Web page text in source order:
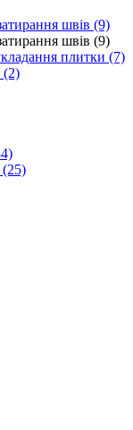
швів (9)
швів (9)
плитки (7)
(2)